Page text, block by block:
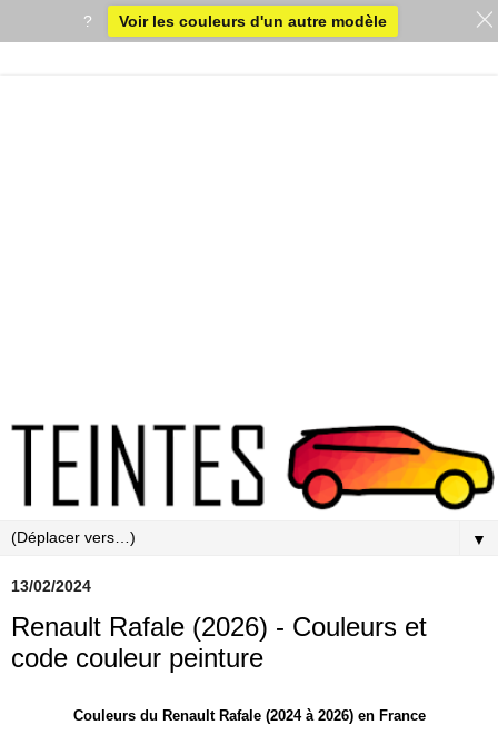
▼
13/02/2024
Renault Rafale (2026) - Couleurs et
code couleur peinture
Couleurs du Renault Rafale (2024 à 2026) en France
? Voir les couleurs d'un autre modèle